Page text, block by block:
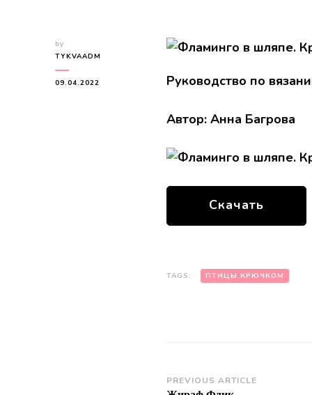
by
TYKVAADM
09.04.2022 Руководство по
Автор: Анна Багрова
Скачать
TAGS: ПТИЦЫ КРЮЧКОМ
Post
PREVIOUS ARTICLE